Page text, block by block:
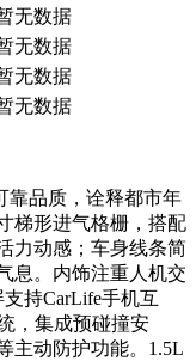
无数据
无数据
无数据
无数据
靠品质，诠释都市年
梯形进气格栅，搭配
力动感；车身线条简
息。内饰注重人机交
持CarLife手机互
，集成预碰撞安
主动防护功能。1.5L